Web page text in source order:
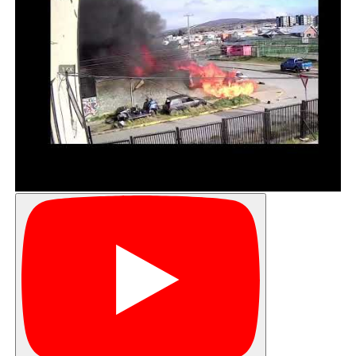
acceder a cursos innovadores que tengan la
posibilidad de cubrir otras necesidades no
consideradas anteriormente”.
El curso “Servicio de Manicure y Pedicure” de
Sence, contempla subsidios de movilización y
colación de $ 3.000 por día asistido y subsidio de